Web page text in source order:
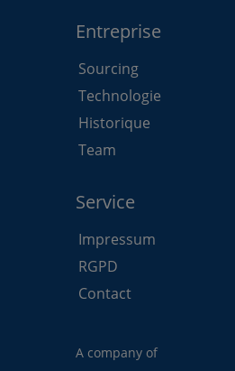
Entreprise
Sourcing
Technologie
Historique
Team
Service
Impressum
RGPD
Contact
A company of